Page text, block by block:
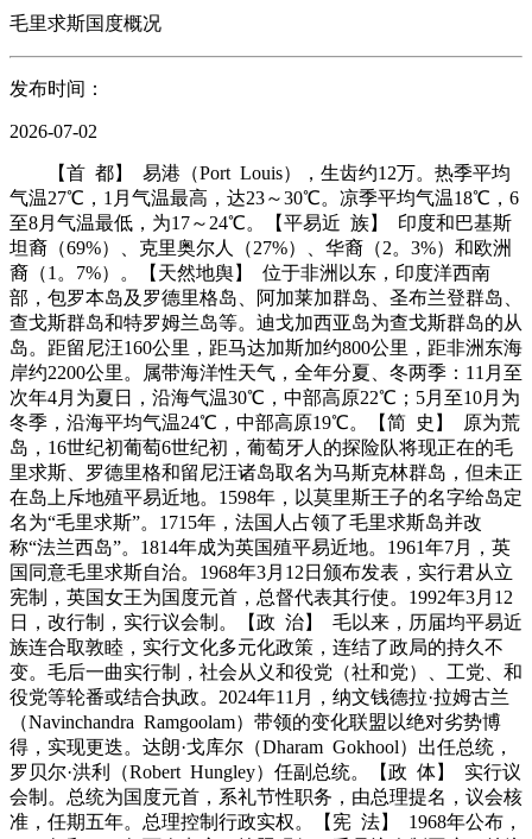
毛里求斯国度概况
发布时间：
2026-07-02
【首 都】 易港（Port Louis），生齿约12万。热季平均
气温27℃，1月气温最高，达23～30℃。凉季平均气温18℃，6
至8月气温最低，为17～24℃。【平易近 族】 印度和巴基斯
坦裔（69%）、克里奥尔人（27%）、华裔（2。3%）和欧洲
裔（1。7%）。【天然地舆】 位于非洲以东，印度洋西南
部，包罗本岛及罗德里格岛、阿加莱加群岛、圣布兰登群岛、
查戈斯群岛和特罗姆兰岛等。迪戈加西亚岛为查戈斯群岛的从
岛。距留尼汪160公里，距马达加斯加约800公里，距非洲东海
岸约2200公里。属带海洋性天气，全年分夏、冬两季：11月至
次年4月为夏日，沿海气温30℃，中部高原22℃；5月至10月为
冬季，沿海平均气温24℃，中部高原19℃。【简 史】 原为荒
岛，16世纪初葡萄6世纪初，葡萄牙人的探险队将现正在的毛
里求斯、罗德里格和留尼汪诸岛取名为马斯克林群岛，但未正
在岛上斥地殖平易近地。1598年，以莫里斯王子的名字给岛定
名为“毛里求斯”。1715年，法国人占领了毛里求斯岛并改
称“法兰西岛”。1814年成为英国殖平易近地。1961年7月，英
国同意毛里求斯自治。1968年3月12日颁布发表，实行君从立
宪制，英国女王为国度元首，总督代表其行使。1992年3月12
日，改行制，实行议会制。【政 治】 毛以来，历届均平易近
族连合取敦睦，实行文化多元化政策，连结了政局的持久不
变。毛后一曲实行制，社会从义和役党（社和党）、工党、和
役党等轮番或结合执政。2024年11月，纳文钱德拉·拉姆古兰
（Navinchandra Ramgoolam）带领的变化联盟以绝对劣势博
得，实现更迭。达朗·戈库尔（Dharam Gokhool）出任总统，
罗贝尔·洪利（Robert Hungley）任副总统。【政 体】 实行议
会制。总统为国度元首，系礼节性职务，由总理提名，议会核
准，任期五年。总理控制行政实权。【宪 法】 1968年公布，